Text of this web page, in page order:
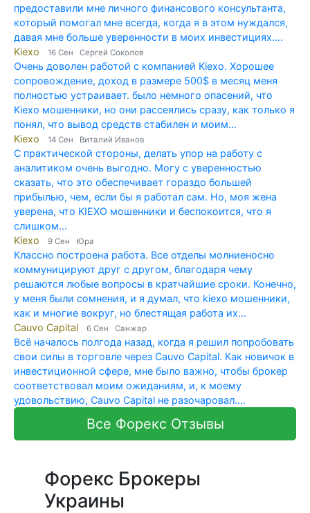
предоставили мне личного финансового консультанта,
который помогал мне всегда, когда я в этом нуждался,
давая мне больше уверенности в моих инвестициях....
Kiexo
16 Сен Сергей Соколов
Очень доволен работой с компанией Kiexo. Хорошее
сопровождение, доход в размере 500$ в месяц меня
полностью устраивает. было немного опасений, что
Kiexo мошенники, но они рассеялись сразу, как только я
понял, что вывод средств стабилен и моим...
Kiexo
14 Сен Виталий Иванов
С практической стороны, делать упор на работу с
аналитиком очень выгодно. Могу с уверенностью
сказать, что это обеспечивает гораздо большей
прибылью, чем, если бы я работал сам. Но, моя жена
уверена, что KIEXO мошенники и беспокоится, что я
слишком...
Kiexo
9 Сен Юра
Классно построена работа. Все отделы молниеносно
коммуницируют друг с другом, благодаря чему
решаются любые вопросы в кратчайшие сроки. Конечно,
у меня были сомнения, и я думал, что kiexo мошенники,
как и многие вокруг, но блестящая работа их...
Cauvo Capital
6 Сен Санжар
Всё началось полгода назад, когда я решил попробовать
свои силы в торговле через Cauvo Capital. Как новичок в
инвестиционной сфере, мне было важно, чтобы брокер
соответствовал моим ожиданиям, и, к моему
удовольствию, Cauvo Capital не разочаровал....
Все Форекс Отзывы
Форекс Брокеры
Украины